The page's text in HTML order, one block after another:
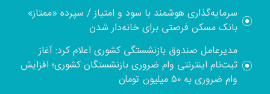
سرمایه‌گذاری هوشمند با سود و امتیاز / سپرده «ممتاز»
بانک مسکن فرصتی برای خانه‌دار شدن
مدیرعامل صندوق بازنشستگی کشوری اعلام کرد: آغاز
ثبت‌نام اینترنتی وام ضروری بازنشستگان کشوری؛ افزایش
وام ضروری به ۵۰ میلیون تومان